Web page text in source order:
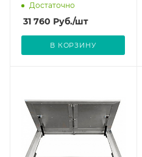
Достаточно
31 760 Руб./шт
В КОРЗИНУ